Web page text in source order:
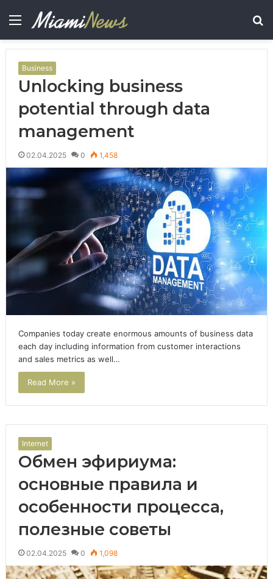
Menu
Business
Unlocking business
potential through data
management
02.04.2025 0 1,458
Companies today create enormous amounts of business data
each day including information from customer interactions
and sales metrics as well…
Read More »
Internet
Обмен эфириума:
основные правила и
особенности процесса,
полезные советы
02.04.2025 0 1,098